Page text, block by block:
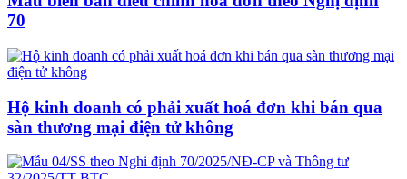
70
Hộ kinh doanh có phải xuất hoá đơn khi bán qua
sàn thương mại điện tử không